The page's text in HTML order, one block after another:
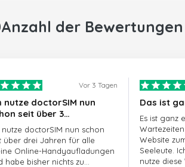
der
Vor 3 Tagen
nutze doctorSIM nun
seit über 3…
nutze doctorSIM nun schon
über drei Jahren für alle
Online-Handyaufladungen
habe bisher nichts zu
Das ist
Es ist ganz
Website
Seeleute.
nutze diese